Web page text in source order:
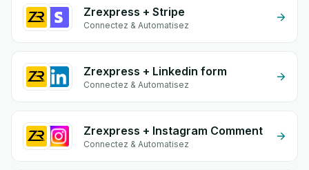
Zrexpress + Stripe
Connectez & Automatisez
Zrexpress + Linkedin form
Connectez & Automatisez
Zrexpress + Instagram Comment
Connectez & Automatisez